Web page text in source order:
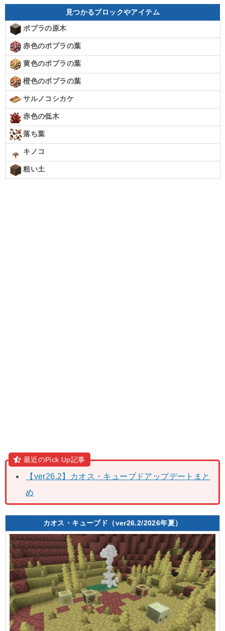
見つかるブロックやアイテム
ポプラの原木
赤色のポプラの葉
黄色のポプラの葉
橙色のポプラの葉
サルノコシカケ
赤色の低木
落ち葉
キノコ
粗い土
最近のPick Up記事
【ver26.2】カオス・キューブドアップデートまと
め
カオス・キューブド（ver26.2/2026年夏）